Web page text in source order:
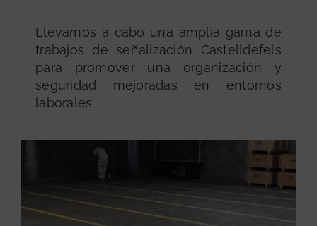
Llevamos a cabo una amplia gama de
trabajos de señalización Castelldefels
para promover una organización y
seguridad mejoradas en entornos
laborales.